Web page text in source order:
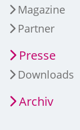
Magazine
Partner
Presse
Downloads
Archiv